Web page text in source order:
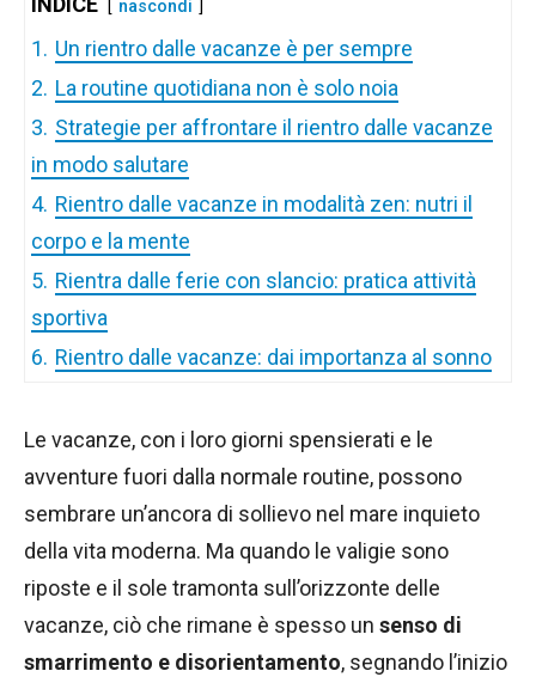
nascondi
1. Un rientro dalle vacanze è per sempre
2. La routine quotidiana non è solo noia
3. Strategie per affrontare il rientro dalle vacanze
in modo salutare
4. Rientro dalle vacanze in modalità zen: nutri il
corpo e la mente
5. Rientra dalle ferie con slancio: pratica attività
sportiva
6. Rientro dalle vacanze: dai importanza al sonno
Le vacanze, con i loro giorni spensierati e le
avventure fuori dalla normale routine, possono
sembrare un’ancora di sollievo nel mare inquieto
della vita moderna. Ma quando le valigie sono
riposte e il sole tramonta sull’orizzonte delle
vacanze, ciò che rimane è spesso un senso di
smarrimento e disorientamento, segnando l’inizio